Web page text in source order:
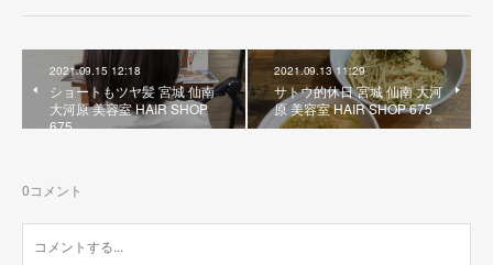
2021.09.15 12:18
ショートもツヤ髪 宮城 仙南
大河原 美容室 HAIR SHOP
675
2021.09.13 11:29
サトウ的休日 宮城 仙南 大河
原 美容室 HAIR SHOP 675
0コメント